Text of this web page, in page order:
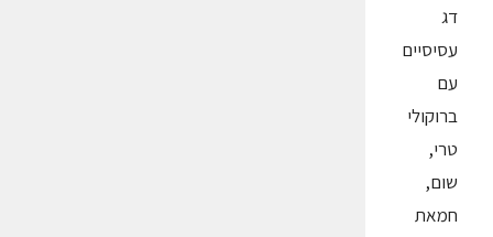
דג
עסיסיים
עם
ברוקולי
טרי,
שום,
חמאת